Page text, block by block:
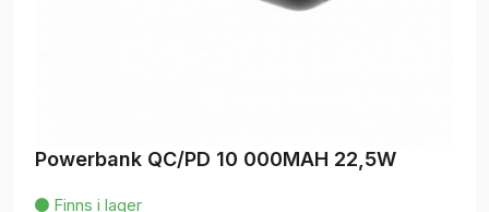
 Finns i lager
Powerbank QC/PD 10 000MAH 22,5W